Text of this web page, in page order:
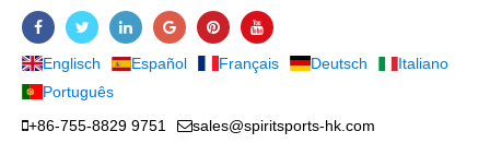
Englisch Español Français Deutsch
Italiano
Português
+86-755-8829 9751
sales@spiritsports-hk.com